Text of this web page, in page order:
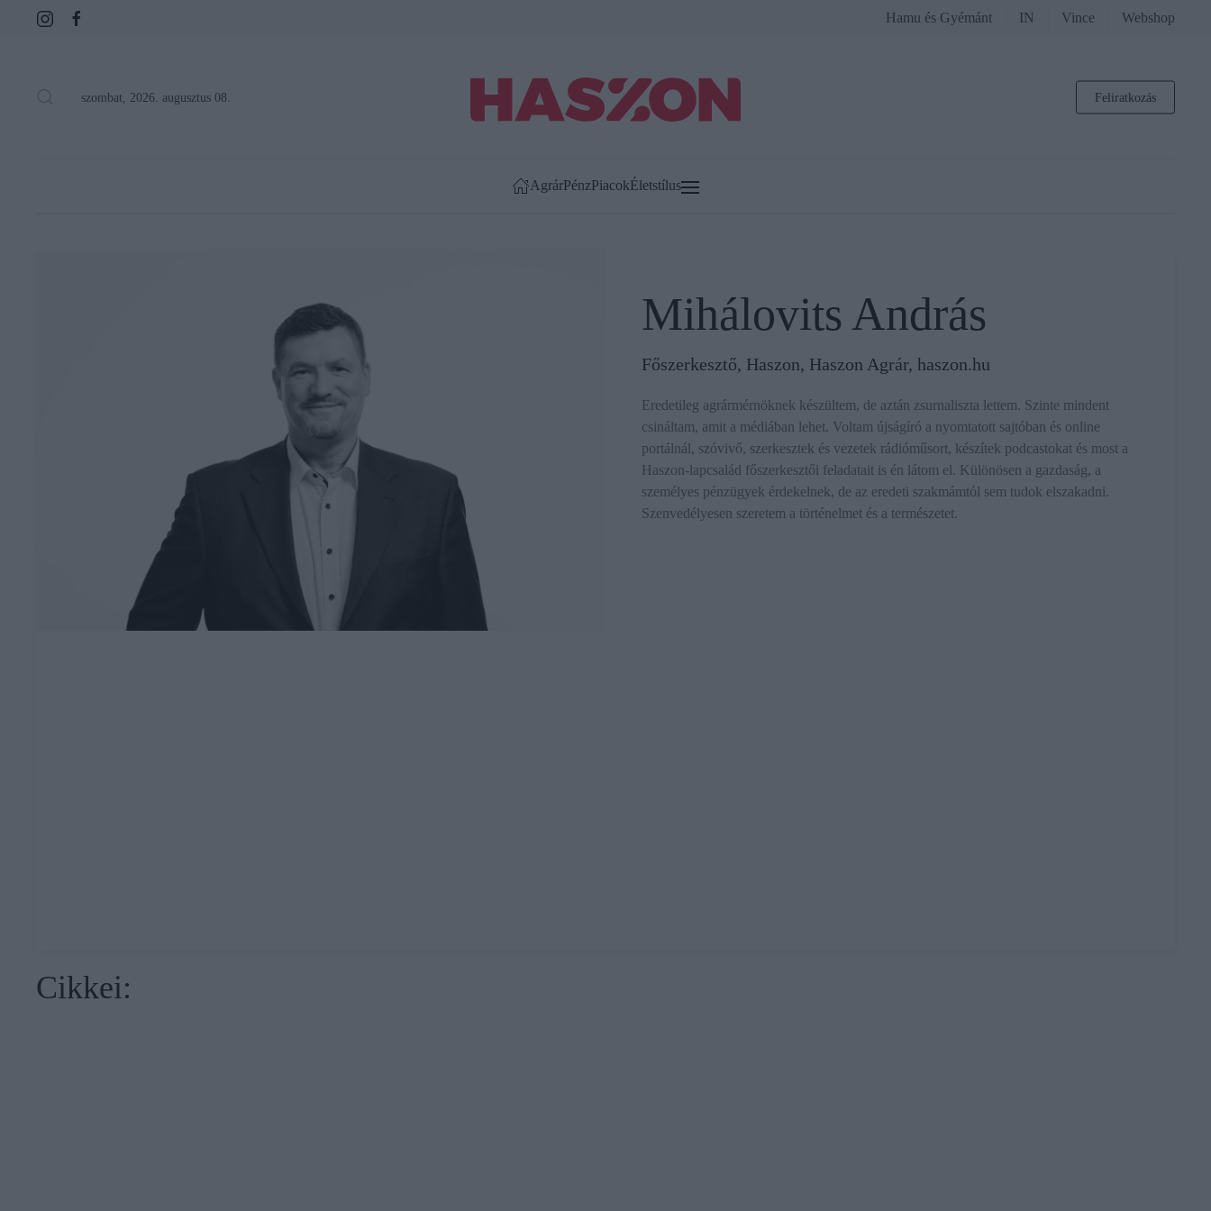
Hamu és Gyémánt IN Vince Webshop
szombat, 2026. augusztus 08. Feliratkozás
AgrárPénzPiacokÉletstílus
Mihálovits András
Főszerkesztő, Haszon, Haszon Agrár, haszon.hu
Eredetileg agrármérnöknek készültem, de aztán zsurnaliszta lettem. Szinte mindent
csináltam, amit a médiában lehet. Voltam újságíró a nyomtatott sajtóban és online
portálnál, szóvivő, szerkesztek és vezetek rádióműsort, készítek podcastokat és most a
Haszon-lapcsalád főszerkesztői feladatait is én látom el. Különösen a gazdaság, a
személyes pénzügyek érdekelnek, de az eredeti szakmámtól sem tudok elszakadni.
Szenvedélyesen szeretem a történelmet és a természetet.
Cikkei: